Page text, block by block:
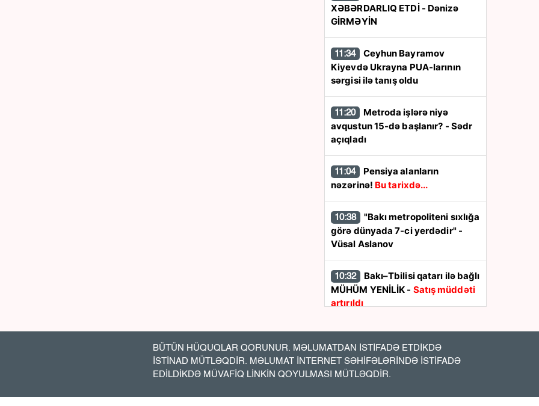
XƏBƏRDARLIQ ETDİ - Dənizə
GİRMƏYİN
11:34
Kiyevdə Ukrayna PUA-larının
sərgisi ilə tanış oldu
11:20
avqustun 15-də başlanır? - Sədr
açıqladı
11:04
nəzərinə! Bu tarixdə...
10:38
görə dünyada 7-ci yerdədir" -
Vüsal Aslanov
10:32
MÜHÜM YENİLİK - Satış müddəti
artırıldı
Nevropatoloq açıqladı:
Yaddaşı gücləndirən ən faydalı
içki budur
BÜTÜN HÜQUQLAR QORUNUR. MƏLUMATDAN İSTİFADƏ ETDİKDƏ
İSTİNAD MÜTLƏQDİR. MƏLUMAT İNTERNET SƏHİFƏLƏRİNDƏ İSTİFADƏ
EDİLDİKDƏ MÜVAFİQ LİNKİN QOYULMASI MÜTLƏQDİR.